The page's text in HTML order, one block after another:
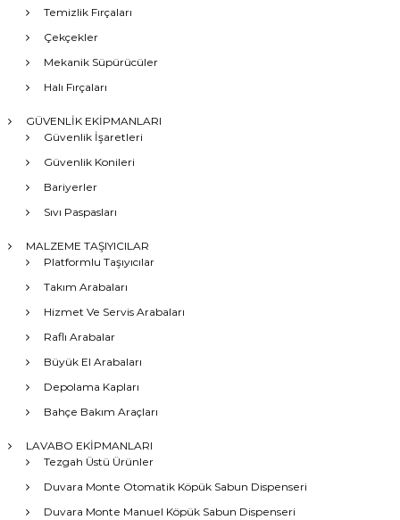
Temizlik Fırçaları
Çekçekler
Mekanik Süpürücüler
Halı Fırçaları
GÜVENLİK EKİPMANLARI
Güvenlik İşaretleri
Güvenlik Konileri
Bariyerler
Sıvı Paspasları
MALZEME TAŞIYICILAR
Platformlu Taşıyıcılar
Takım Arabaları
Hizmet Ve Servis Arabaları
Raflı Arabalar
Büyük El Arabaları
Depolama Kapları
Bahçe Bakım Araçları
LAVABO EKİPMANLARI
Tezgah Üstü Ürünler
Duvara Monte Otomatik Köpük Sabun Dispenseri
Duvara Monte Manuel Köpük Sabun Dispenseri